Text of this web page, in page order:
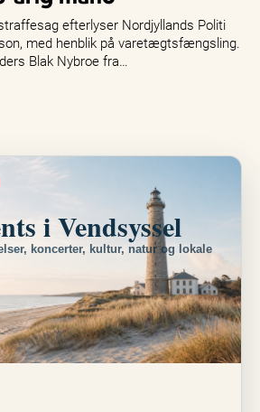
efterlyser Nordjyllands Politi
med henblik på varetægtsfængsling.
Blak Nybroe fra…
i Vendsyssel
koncerter, kultur, natur og lokale